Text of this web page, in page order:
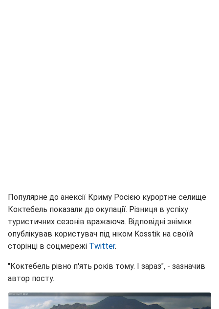
Популярне до анексії Криму Росією курортне селище
Коктебель показали до окупації. Різниця в успіху
туристичних сезонів вражаюча. Відповідні знімки
опублікував користувач під ніком Kosstik на своїй
сторінці в соцмережі Twitter.
"Коктебель рівно п'ять років тому. І зараз", - зазначив
автор посту.